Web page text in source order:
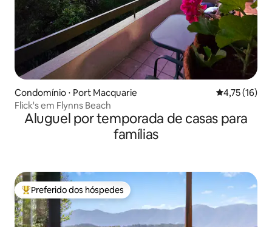
Condomínio ⋅ Port Macquarie 4,75 de uma
4,75 (16)
Flick's em Flynns Beach
Aluguel por temporada de casas para
famílias
Entre os melhores preferidos dos hóspedes
Preferido dos hóspedes